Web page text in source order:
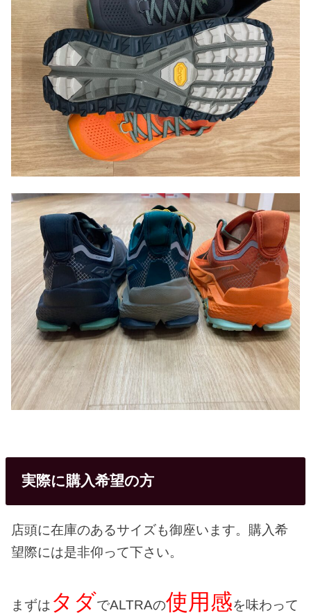
実際に購入希望の方
店頭に在庫のあるサイズも御座います。購入希
望際には是非仰って下さい。
まずは タダでALTRAの使用感を味わって